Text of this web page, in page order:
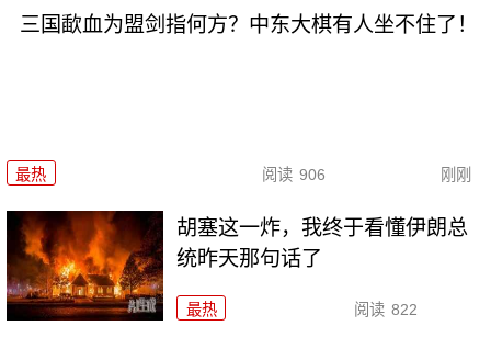
三国歃血为盟剑指何方？中东大棋有人坐不住了！
最热 阅读 906 刚刚
胡塞这一炸，我终于看懂伊朗总
统昨天那句话了
最热 阅读 822